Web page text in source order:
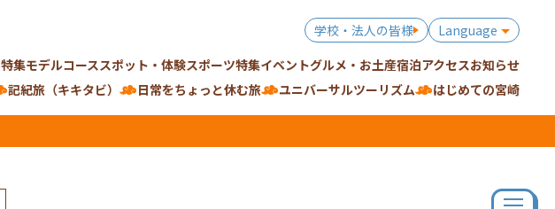
学校・法人の皆様
Language
特集モデルコーススポット・体験スポーツ特集イベントグルメ・お土産宿泊アクセスお知らせ
記紀旅（キキタビ） 日常をちょっと休む旅 ユニバーサルツーリズム はじめての宮崎